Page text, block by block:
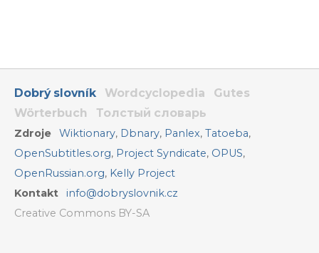
Dobrý slovník Wordcyclopedia
Gutes
Wörterbuch
Толстый словарь
Zdroje Wiktionary, Dbnary, Panlex,Tatoeba,
OpenSubtitles.org, Project Syndicate, OPUS,
OpenRussian.org, Kelly Project
Kontakt
info@dobryslovnik.cz
Creative Commons BY-SA